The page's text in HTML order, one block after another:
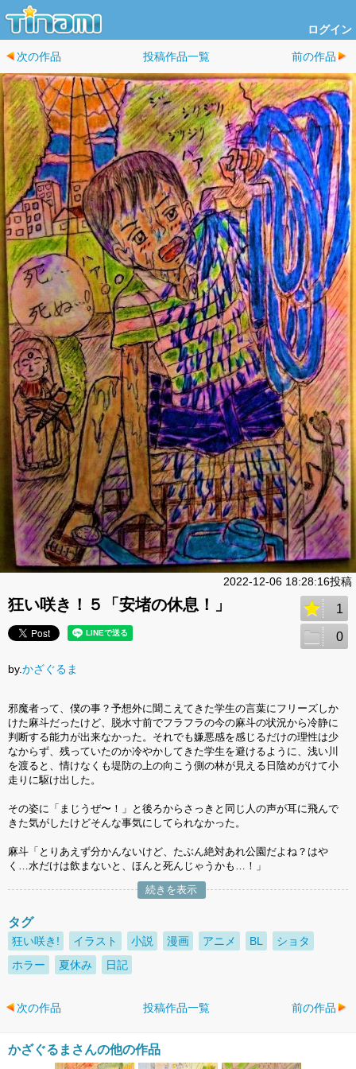
ログイン
次の作品 投稿作品一覧 前の作品
2022-12-06 18:28:16投稿
狂い咲き！５「安堵の休息！」 1
0
by.かざぐるま
邪魔者って、僕の事？予想外に聞こえてきた学生の言葉にフリーズしか
けた麻斗だったけど、脱水寸前でフラフラの今の麻斗の状況から冷静に
判断する能力が出来なかった。それでも嫌悪感を感じるだけの理性は少
なからず、残っていたのか冷やかしてきた学生を避けるように、浅い川
を渡ると、情けなくも堤防の上の向こう側の林が見える日陰めがけて小
走りに駆け出した。
その姿に「まじうぜ〜！」と後ろからさっきと同じ人の声が耳に飛んで
きた気がしたけどそんな事気にしてられなかった。
麻斗「とりあえず分かんないけど、たぶん絶対あれ公園だよね？はや
く…水だけは飲まないと、ほんと死んじゃうかも…！」
続きを表示
タグ
狂い咲き! イラスト 小説 漫画 アニメ BL
ショタ
ホラー
夏休み 日記
次の作品 投稿作品一覧 前の作品
かざぐるまさんの他の作品